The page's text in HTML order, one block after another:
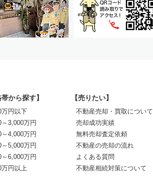
帯から探す】
万円以下
3,000万円
4,000万円
5,000万円
6,000万円
万円以上
【売りたい】
不動産売却・買取について
売却成功実績
無料売却査定依頼
不動産の売却の流れ
よくある質問
不動産相続対策について